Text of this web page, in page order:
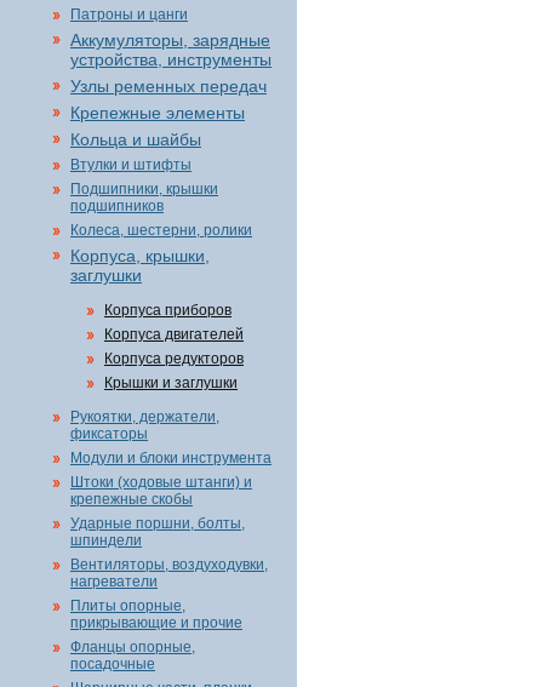
Патроны и цанги
Аккумуляторы, зарядные
устройства, инструменты
Узлы ременных передач
Крепежные элементы
Кольца и шайбы
Втулки и штифты
Подшипники, крышки
подшипников
Колеса, шестерни, ролики
Корпуса, крышки,
заглушки
Корпуса приборов
Корпуса двигателей
Корпуса редукторов
Крышки и заглушки
Рукоятки, держатели,
фиксаторы
Модули и блоки инструмента
Штоки (ходовые штанги) и
крепежные скобы
Ударные поршни, болты,
шпиндели
Вентиляторы, воздуходувки,
нагреватели
Плиты опорные,
прикрывающие и прочие
Фланцы опорные,
посадочные